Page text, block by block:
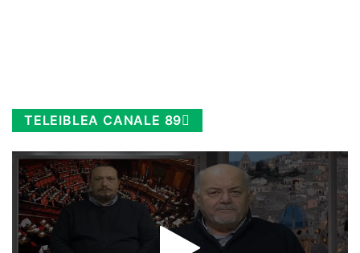
TELEIBLEA CANALE 89